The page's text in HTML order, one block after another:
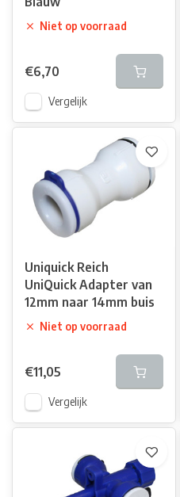
Niet op voorraad
€6,70
Vergelijk
Uniquick Reich
UniQuick Adapter van
12mm naar 14mm buis
Niet op voorraad
€11,05
Vergelijk